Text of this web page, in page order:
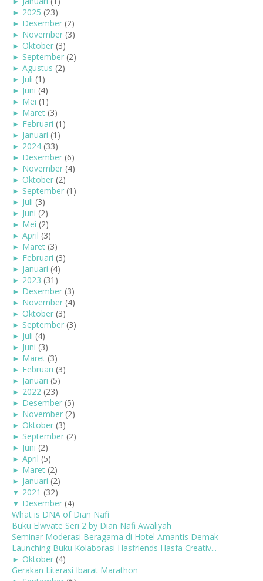
► 2025 (23)
► Desember (2)
► November (3)
► Oktober (3)
► September (2)
► Agustus (2)
► Juli (1)
► Juni (4)
► Mei (1)
► Maret (3)
► Februari (1)
► Januari (1)
► 2024 (33)
► Desember (6)
► November (4)
► Oktober (2)
► September (1)
► Juli (3)
► Juni (2)
► Mei (2)
► April (3)
► Maret (3)
► Februari (3)
► Januari (4)
► 2023 (31)
► Desember (3)
► November (4)
► Oktober (3)
► September (3)
► Juli (4)
► Juni (3)
► Maret (3)
► Februari (3)
► Januari (5)
► 2022 (23)
► Desember (5)
► November (2)
► Oktober (3)
► September (2)
► Juni (2)
► April (5)
► Maret (2)
► Januari (2)
▼ 2021 (32)
▼ Desember (4)
What is DNA of Dian Nafi
Buku Elwvate Seri 2 by Dian Nafi Awaliyah
Seminar Moderasi Beragama di Hotel Amantis Demak
Launching Buku Kolaborasi Hasfriends Hasfa Creativ...
► Oktober (4)
Gerakan Literasi Ibarat Marathon